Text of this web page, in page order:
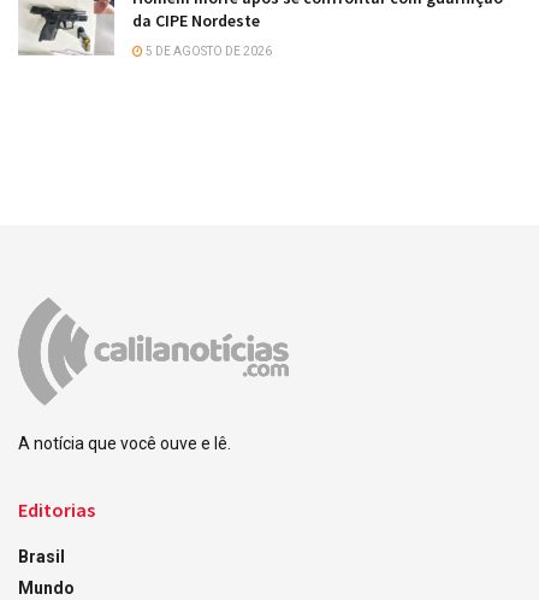
da CIPE Nordeste
5 DE AGOSTO DE 2026
A notícia que você ouve e lê.
Editorias
Brasil
Mundo